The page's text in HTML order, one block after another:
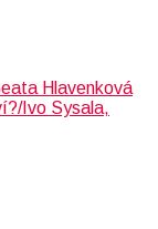
Hlavenková
Ivo Sysala,